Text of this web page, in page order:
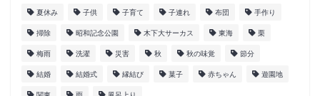
夏休み 子供 子育て 子連れ 布団 手作り
掃除 昭和記念公園 木下大サーカス 東海 栗
梅雨 洗濯 災害 秋 秋の味覚 節分
結婚 結婚式 縁結び 菓子 赤ちゃん 遊園地